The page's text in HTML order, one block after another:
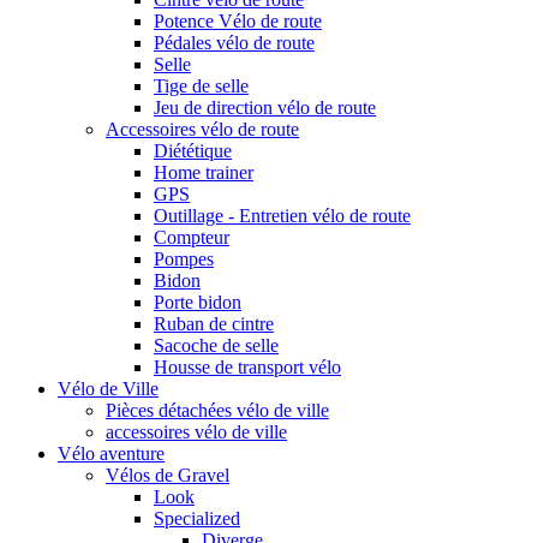
Potence Vélo de route
Pédales vélo de route
Selle
Tige de selle
Jeu de direction vélo de route
Accessoires vélo de route
Diététique
Home trainer
GPS
Outillage - Entretien vélo de route
Compteur
Pompes
Bidon
Porte bidon
Ruban de cintre
Sacoche de selle
Housse de transport vélo
Vélo de Ville
Pièces détachées vélo de ville
accessoires vélo de ville
Vélo aventure
Vélos de Gravel
Look
Specialized